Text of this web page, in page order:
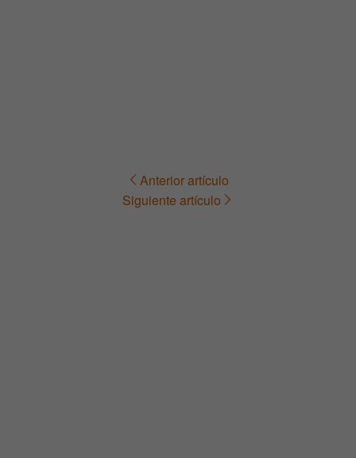
Navegación Anterior artículo
Siguiente artículo